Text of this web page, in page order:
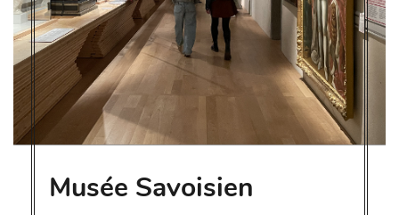
Musée Savoisien